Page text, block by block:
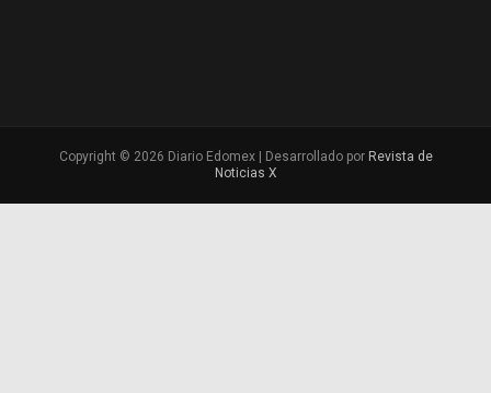
Copyright © 2026 Diario Edomex | Desarrollado por Revista de
Noticias X